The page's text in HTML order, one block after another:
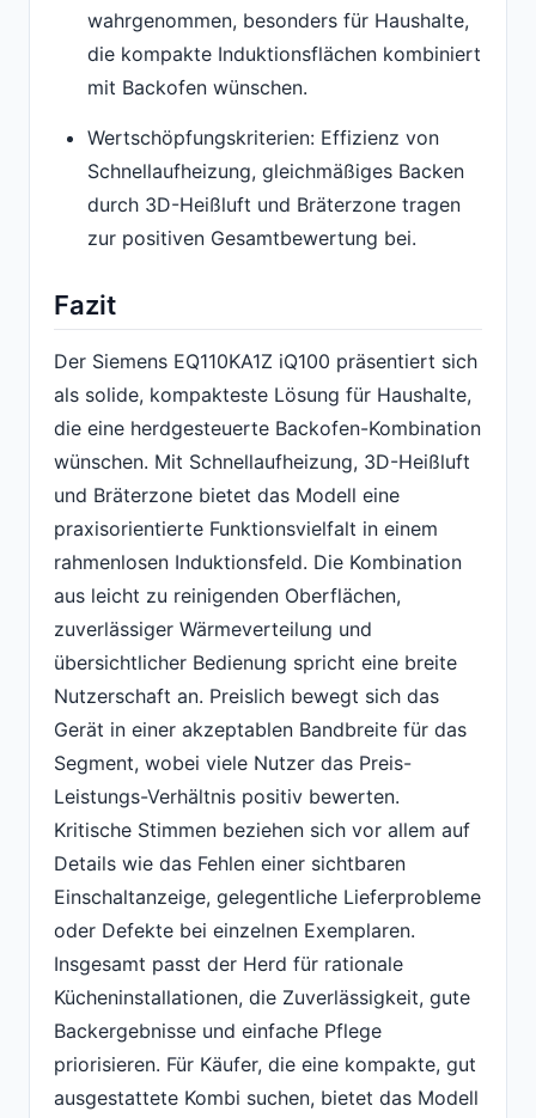
wahrgenommen, besonders für Haushalte,
die kompakte Induktionsflächen kombiniert
mit Backofen wünschen.
Wertschöpfungskriterien: Effizienz von
Schnellaufheizung, gleichmäßiges Backen
durch 3D-Heißluft und Bräterzone tragen
zur positiven Gesamtbewertung bei.
Fazit
Der Siemens EQ110KA1Z iQ100 präsentiert sich
als solide, kompakteste Lösung für Haushalte,
die eine herdgesteuerte Backofen-Kombination
wünschen. Mit Schnellaufheizung, 3D-Heißluft
und Bräterzone bietet das Modell eine
praxisorientierte Funktionsvielfalt in einem
rahmenlosen Induktionsfeld. Die Kombination
aus leicht zu reinigenden Oberflächen,
zuverlässiger Wärmeverteilung und
übersichtlicher Bedienung spricht eine breite
Nutzerschaft an. Preislich bewegt sich das
Gerät in einer akzeptablen Bandbreite für das
Segment, wobei viele Nutzer das Preis-
Leistungs-Verhältnis positiv bewerten.
Kritische Stimmen beziehen sich vor allem auf
Details wie das Fehlen einer sichtbaren
Einschaltanzeige, gelegentliche Lieferprobleme
oder Defekte bei einzelnen Exemplaren.
Insgesamt passt der Herd für rationale
Kücheninstallationen, die Zuverlässigkeit, gute
Backergebnisse und einfache Pflege
priorisieren. Für Käufer, die eine kompakte, gut
ausgestattete Kombi suchen, bietet das Modell